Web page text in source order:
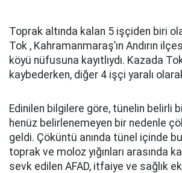
Toprak altında kalan 5 işçiden biri
Tok , Kahramanmaraş’ın Andırın
köyü nüfusuna kayıtlıydı. Kazada
kaybederken, diğer 4 işçi yaralı
Edinilen bilgilere göre, tünelin belirli
henüz belirlenemeyen bir nedenle
geldi. Çöküntü anında tünel içinde
toprak ve moloz yığınları arasında
sevk edilen AFAD, itfaiye ve sağlık